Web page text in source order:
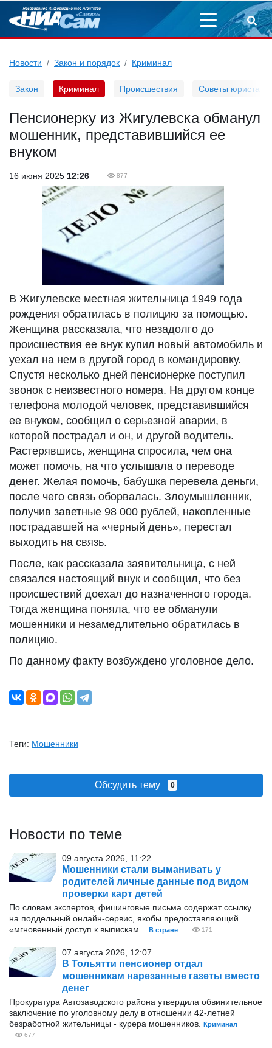
Новости Закон и порядок Криминал
Закон Криминал Происшествия Советы юриста
Пенсионерку из Жигулевска обманул
мошенник, представившийся ее
внуком
16 июня 2025 12:26 877
В Жигулевске местная жительница 1949 года
рождения обратилась в полицию за помощью.
Женщина рассказала, что незадолго до
происшествия ее внук купил новый автомобиль и
уехал на нем в другой город в командировку.
Спустя несколько дней пенсионерке поступил
звонок с неизвестного номера. На другом конце
телефона молодой человек, представившийся
ее внуком, сообщил о серьезной аварии, в
которой пострадал и он, и другой водитель.
Растерявшись, женщина спросила, чем она
может помочь, на что услышала о переводе
денег. Желая помочь, бабушка перевела деньги,
после чего связь оборвалась. Злоумышленник,
получив заветные 98 000 рублей, накопленные
пострадавшей на «черный день», перестал
выходить на связь.
После, как рассказала заявительница, с ней
связался настоящий внук и сообщил, что без
происшествий доехал до назначенного города.
Тогда женщина поняла, что ее обманули
мошенники и незамедлительно обратилась в
полицию.
По данному факту возбуждено уголовное дело.
Теги: Мошенники
Обсудить тему 0
Новости по теме
09 августа 2026, 11:22
Мошенники стали выманивать у
родителей личные данные под видом
проверки карт детей
По словам экспертов, фишинговые письма содержат ссылку
на поддельный онлайн-сервис, якобы предоставляющий
«мгновенный доступ к выпискам...
В стране 171
07 августа 2026, 12:07
В Тольятти пенсионер отдал
мошенникам нарезанные газеты вместо
денег
Прокуратура Автозаводского района утвердила обвинительное
заключение по уголовному делу в отношении 42-летней
безработной жительницы - курера мошенников.
Криминал
677